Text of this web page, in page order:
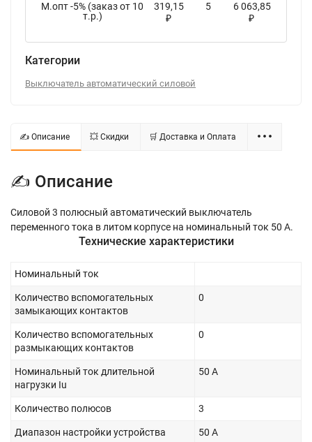
М.опт -5% (заказ от 10
т.р.)
319,15
₽
5 6 063,85
₽
Категории
Выключатель автоматический силовой
✍ Описание 💥 Скидки 🛒 Доставка и Оплата
✍ Описание
Силовой 3 полюсный автоматический выключатель
переменного тока в литом корпусе на номинальный ток 50 А.
Технические характеристики
Номинальный ток
Количество вспомогательных
замыкающих контактов
0
Количество вспомогательных
размыкающих контактов
0
Номинальный ток длительной
нагрузки Iu
50 А
Количество полюсов 3
Диапазон настройки устройства
50 А